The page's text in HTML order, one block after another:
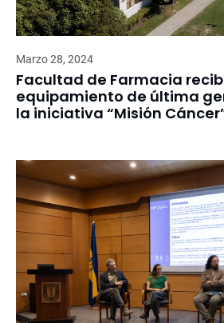
Marzo 28, 2024
Facultad de Farmacia
equipamiento de última
la iniciativa “Misión